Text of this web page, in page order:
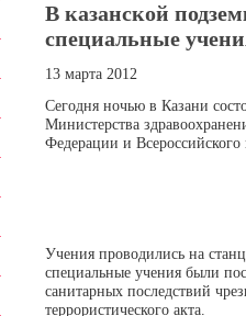
В казанской
специальные
13 марта 2012
Сегодня ночью в Казани
Министерства
Федерации и
Учения проводились на
специальные учения были
санитарных последствий
террористического акта.